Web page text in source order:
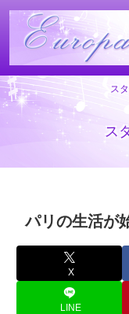
ス
ス
パリの生活が
X
LINE